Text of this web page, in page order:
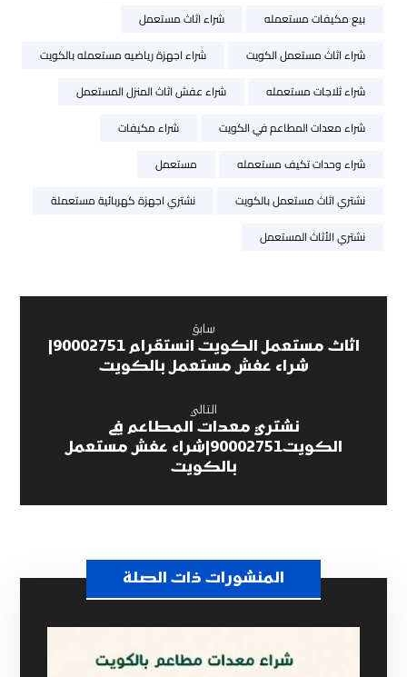
بيع مكيفات مستعمله
شراء اثاث مستعمل
شراء اثاث مستعمل الكويت
شراء اجهزة رياضيه مستعمله بالكويت
شراء ثلاجات مستعمله
شراء عفش اثاث المنزل المستعمل
شراء معدات المطاعم في الكويت
شراء مكيفات
شراء وحدات تكيف مستعمله
مستعمل
نشتري اثاث مستعمل بالكويت
نشتري اجهزة كهربائية مستعملة
نشتري الأثاث المستعمل
سابق
شراء عفش مستعمل بالكويت
التالي
نشتري معدات المطاعم في
الكويت90002751|شراء عفش مستعمل
بالكويت
المنشورات ذات الصلة